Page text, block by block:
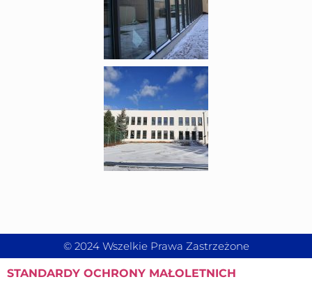
© 2024 Wszelkie Prawa Zastrzeżone
STANDARDY OCHRONY MAŁOLETNICH